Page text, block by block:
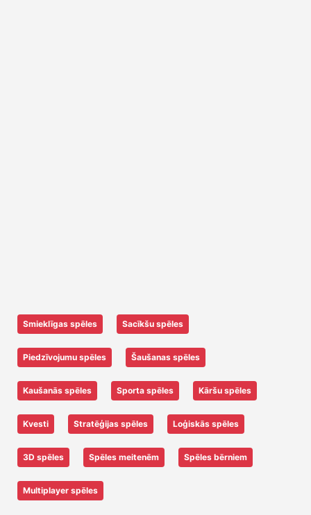
Smieklīgas spēles Sacīkšu spēles
Piedzīvojumu spēles Šaušanas spēles
Kaušanās spēles Sporta spēles Kāršu spēles
Kvesti Stratēģijas spēles Loģiskās spēles
3D spēles Spēles meitenēm Spēles bērniem
Multiplayer spēles